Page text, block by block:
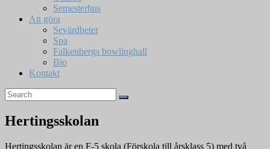
Semesterhus
Att göra
Sevärdheter
Spa
Falkenbergs bowlinghall
Bio
Kontakt
Hertingsskolan
Hertingsskolan är en F-5 skola (Förskola till årsklass 5) med två